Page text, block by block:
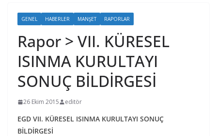
GENEL HABERLER MANŞET RAPORLAR
Rapor > VII. KÜRESEL
ISINMA KURULTAYI
SONUÇ BİLDİRGESİ
26 Ekim 2015 editör
EGD VII. KÜRESEL ISINMA KURULTAYI SONUÇ
BİLDİRGESİ